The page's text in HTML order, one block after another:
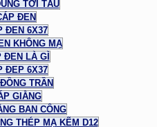
TỜI TÀU
ĐEN
ĐEN 6X37
KHÔNG MẠ
ĐEN LÀ GÌ
ĐEP 6X37
TRẦN
GIẰNG
BAN CÔNG
THÉP MẠ KẼM D12